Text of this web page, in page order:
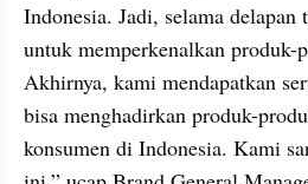
Indonesia. Jadi, selama delapan
untuk memperkenalkan
Akhirnya, kami mendapatkan
bisa menghadirkan produk-
konsumen di Indonesia. Kami